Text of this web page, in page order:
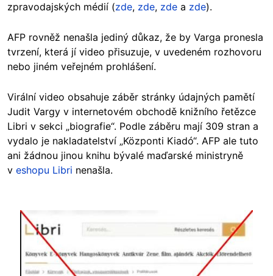
zpravodajských médií (zde, zde, zde a zde).
AFP rovněž nenašla jediný důkaz, že by Varga pronesla
tvrzení, která jí video přisuzuje, v uvedeném rozhovoru
nebo jiném veřejném prohlášení.
Virální video obsahuje záběr stránky údajných pamětí
Judit Vargy v internetovém obchodě knižního řetězce
Libri v sekci „biografie“. Podle záběru mají 309 stran a
vydalo je nakladatelství „Központi Kiadó“. AFP ale tuto
ani žádnou jinou knihu bývalé maďarské ministryně
v eshopu Libri nenašla.
Image